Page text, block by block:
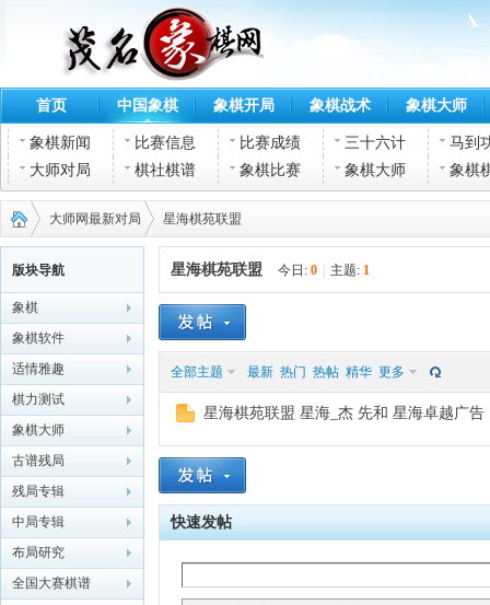
首页 中国象棋 象棋开局 象棋战术 象棋大师
象棋新闻 比赛信息 比赛成绩 三十六计
马到
大师对局
棋社棋谱 象棋比赛 象棋大师 象棋
茂名
象棋
›
大师网最新对局 星海棋苑联盟
版块导航
象棋
象棋软件
适情雅趣
棋力测试
象棋大师
古谱残局
残局专辑
中局专辑
布局研究
全国大赛棋谱
星海棋苑联盟 今日: 0 主题: 1
全部主题 最新 热门 热帖 精华 更多
星海棋苑联盟 星海_杰 先和 星海卓越广告
快速发帖